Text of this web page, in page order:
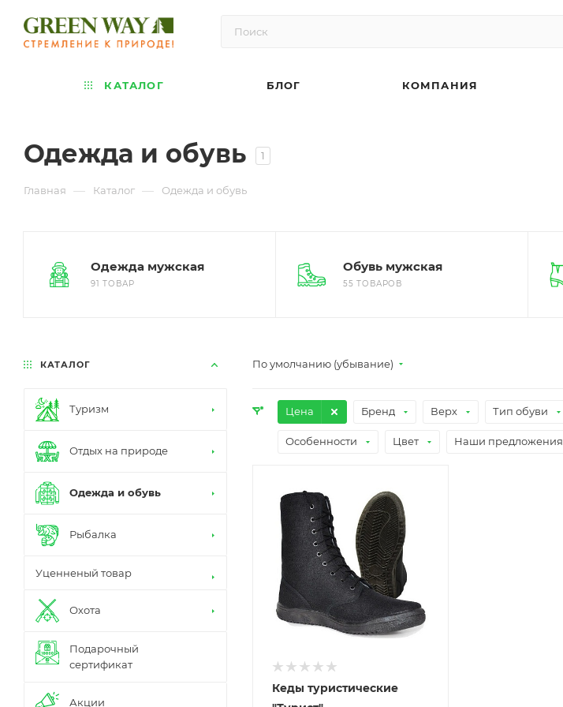
КАТАЛОГ БЛОГ КОМПАНИЯ
Одежда и обувь 1
Главная — Каталог — Одежда и обувь
Одежда мужская
91 ТОВАР
Обувь мужская
55 ТОВАРОВ
КАТАЛОГ
Туризм
Отдых на природе
Одежда и обувь
Рыбалка
Уценненый товар
Охота
Подарочный
сертификат
Акции
По умолчанию (убывание)
Цена Бренд Верх Тип обуви
Особенности Цвет Наши предложения
Кеды туристические